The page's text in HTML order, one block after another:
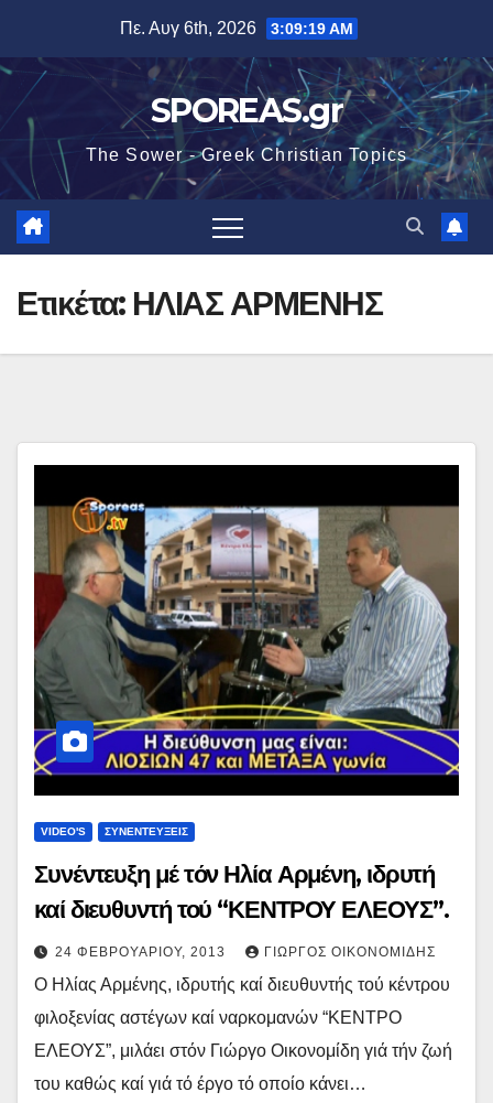
περιεχόμενο
Πε. Αυγ 6th, 2026 3:09:19 AM
SPOREAS.gr
The Sower - Greek Christian Topics
Ετικέτα: ΗΛΙΑΣ ΑΡΜΕΝΗΣ
VIDEO'S ΣΥΝΕΝΤΕΥΞΕΙΣ
Συνέντευξη μέ τόν Ηλία Αρμένη, ιδρυτή
καί διευθυντή τού “ΚΕΝΤΡΟΥ ΕΛΕΟΥΣ”.
24 ΦΕΒΡΟΥΑΡΊΟΥ, 2013 ΓΙΏΡΓΟΣ ΟΙΚΟΝΟΜΊΔΗΣ
Ο Ηλίας Αρμένης, ιδρυτής καί διευθυντής τού κέντρου
φιλοξενίας αστέγων καί ναρκομανών “ΚΕΝΤΡΟ
ΕΛΕΟΥΣ”, μιλάει στόν Γιώργο Οικονομίδη γιά τήν ζωή
του καθώς καί γιά τό έργο τό οποίο κάνει…